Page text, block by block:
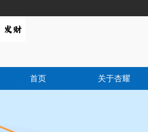
首页 关于杏耀